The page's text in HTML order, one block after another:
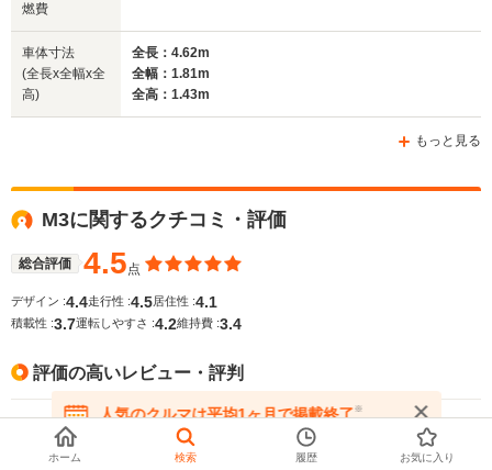
燃費
車体寸法
(全長x全幅x全
高)
全長：4.62m
全幅：1.81m
全高：1.43m
もっと見る
M3に関するクチコミ・評価
総合評価 4.5点
デザイン :4.4走行性 :4.5居住性 :4.1
積載性 :3.7運転しやすさ :4.2維持費 :3.4
評価の高いレビュー・評判
自動車の正常進化の最終形態です。
総合評価 2019/12/21投稿
人気のクルマは平均1ヶ月で掲載終了※
在庫が無くなる前にお問い合わせください
ホーム 検索 履歴 お気に入り